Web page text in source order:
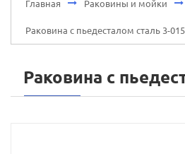
Главная Раковины и мойки
Раковина с пьедесталом сталь 3-
Раковина с